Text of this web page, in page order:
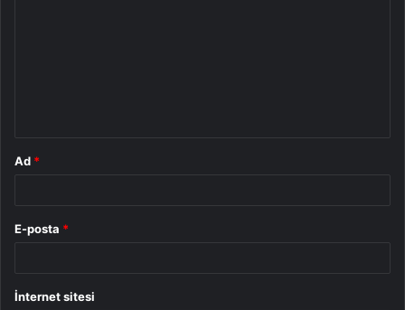
Ad *
E-posta *
İnternet sitesi